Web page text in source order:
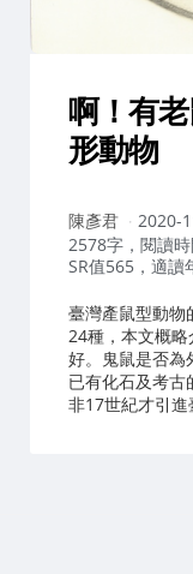
啊！有
形動物
作
者：
陳彥君
2020-
2578字，閱讀
SR值565，適讀
臺灣產鼠型動物
24種，本文概
好。鬼鼠是否為
已有化石及考古
非17世紀才引進